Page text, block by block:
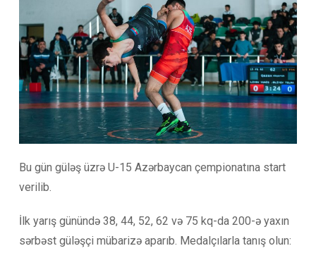
Bu gün güləş üzrə U-15 Azərbaycan çempionatına start
verilib.
İlk yarış günündə 38, 44, 52, 62 və 75 kq-da 200-ə yaxın
sərbəst güləşçi mübarizə aparıb. Medalçılarla tanış olun: